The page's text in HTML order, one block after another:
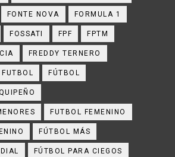
FONTE NOVA FORMULA 1
FOSSATI FPF FPTM
FREDDY TERNERO
FUTBOL FÚTBOL
FUTBOL FEMENINO
FÚTBOL MÁS
FÚTBOL PARA CIEGOS